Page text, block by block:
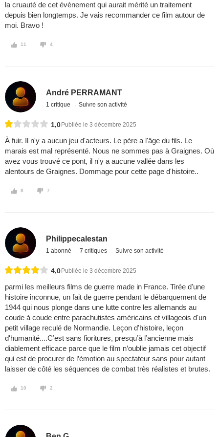
la cruauté de cet évènement qui aurait mérité un traitement
depuis bien longtemps. Je vais recommander ce film autour de
moi. Bravo !
11 4
André PERRAMANT
1 critique Suivre son activité
1,0 Publiée le 3 décembre 2025
À fuir. Il n'y a aucun jeu d'acteurs. Le père a l'âge du fils. Le
marais est mal représenté. Nous ne sommes pas à Graignes. Où
avez vous trouvé ce pont, il n'y a aucune vallée dans les
alentours de Graignes. Dommage pour cette page d'histoire..
8 7
Philippecalestan
1 abonné 7 critiques Suivre son activité
4,0 Publiée le 3 décembre 2025
parmi les meilleurs films de guerre made in France. Tirée d'une
histoire inconnue, un fait de guerre pendant le débarquement de
1944 qui nous plonge dans une lutte contre les allemands au
coude à coude entre parachutistes américains et villageois d'un
petit village reculé de Normandie. Leçon d'histoire, leçon
d'humanité....C’est sans fioritures, presqu’à l’ancienne mais
diablement efficace parce que le film n’oublie jamais cet objectif
qui est de procurer de l’émotion au spectateur sans pour autant
laisser de côté les séquences de combat très réalistes et brutes.
10 2